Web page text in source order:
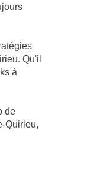
Qu'il
à
de
Quirieu,